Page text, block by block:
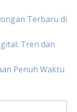
Terbaru di
Tren dan
Penuh Waktu